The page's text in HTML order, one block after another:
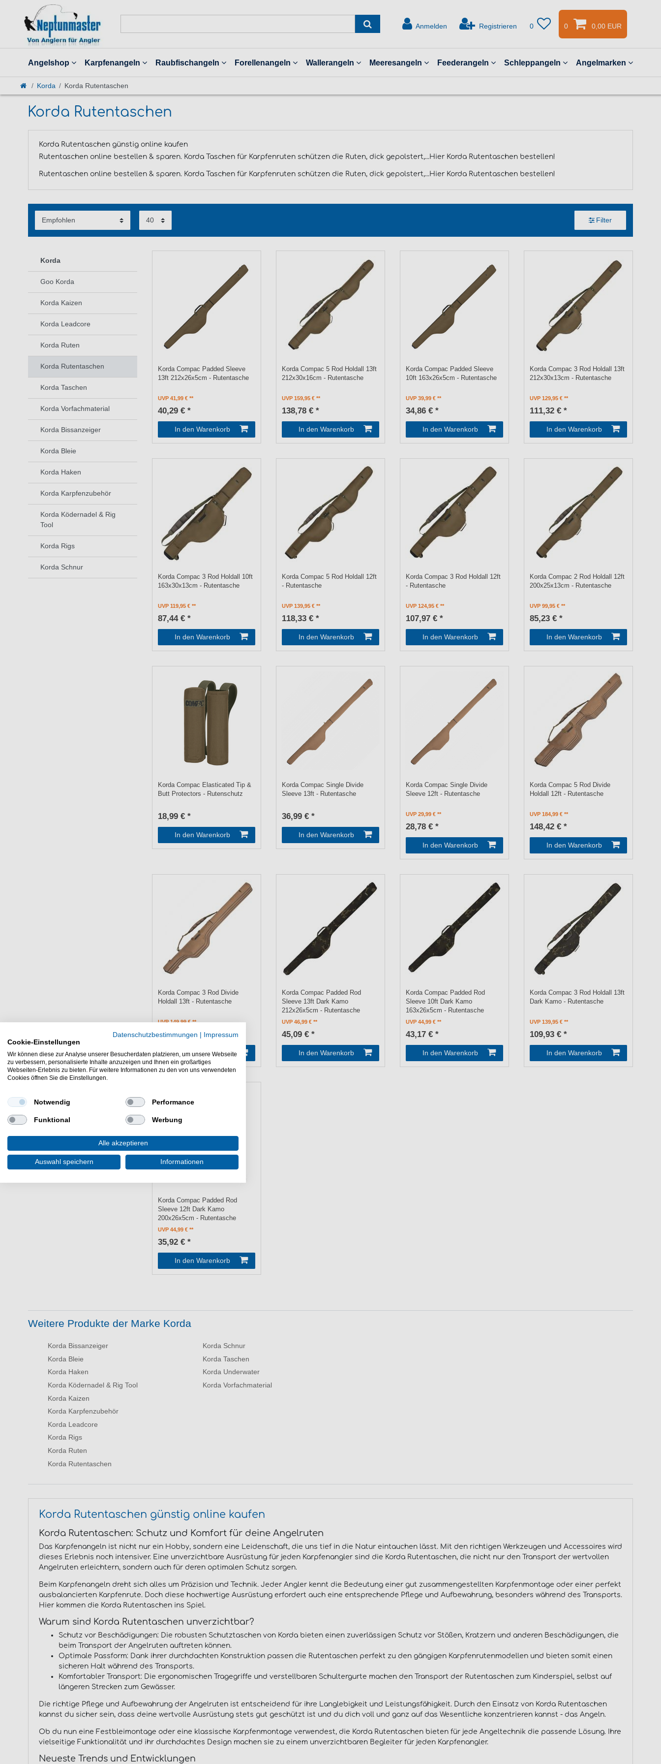
Anmelden Registrieren 0 0 0,00 EUR
Angelshop Karpfenangeln Raubfischangeln Forellenangeln Wallerangeln Meeresangeln Feederangeln Schleppangeln Angelmarken
Korda Korda Rutentaschen
Korda Rutentaschen
Korda Rutentaschen günstig online kaufen
Rutentaschen online bestellen & sparen. Korda Taschen für Karpfenruten schützen die Ruten, dick gepolstert,...Hier Korda Rutentaschen bestellen!
Rutentaschen online bestellen & sparen. Korda Taschen für Karpfenruten schützen die Ruten, dick gepolstert,...Hier Korda Rutentaschen bestellen!
Filter
Korda
Goo Korda
Korda Kaizen
Korda Leadcore
Korda Ruten
Korda Rutentaschen
Korda Taschen
Korda Vorfachmaterial
Korda Bissanzeiger
Korda Bleie
Korda Haken
Korda Karpfenzubehör
Korda Ködernadel & Rig
Tool
Korda Rigs
Korda Schnur
Korda Compac Padded Sleeve
13ft 212x26x5cm - Rutentasche
UVP 41,99 €
40,29 € *
In den Warenkorb
Korda Compac 5 Rod Holdall 13ft
212x30x16cm - Rutentasche
UVP 159,95 €
138,78 € *
In den Warenkorb
Korda Compac Padded Sleeve
10ft 163x26x5cm - Rutentasche
UVP 39,99 €
34,86 € *
In den Warenkorb
Korda Compac 3 Rod Holdall 13ft
212x30x13cm - Rutentasche
UVP 129,95 €
111,32 € *
In den Warenkorb
Korda Compac 3 Rod Holdall 10ft
163x30x13cm - Rutentasche
UVP 119,95 €
87,44 € *
In den Warenkorb
Korda Compac 5 Rod Holdall 12ft
- Rutentasche
UVP 139,95 €
118,33 € *
In den Warenkorb
Korda Compac 3 Rod Holdall 12ft
- Rutentasche
UVP 124,95 €
107,97 € *
In den Warenkorb
Korda Compac 2 Rod Holdall 12ft
200x25x13cm - Rutentasche
UVP 99,95 €
85,23 € *
In den Warenkorb
Korda Compac Elasticated Tip &
Butt Protectors - Rutenschutz
18,99 € *
In den Warenkorb
Korda Compac Single Divide
Sleeve 13ft - Rutentasche
36,99 € *
In den Warenkorb
Korda Compac Single Divide
Sleeve 12ft - Rutentasche
UVP 29,99 €
28,78 € *
In den Warenkorb
Korda Compac 5 Rod Divide
Holdall 12ft - Rutentasche
UVP 184,99 €
148,42 € *
In den Warenkorb
Korda Compac 3 Rod Divide
Holdall 13ft - Rutentasche
UVP 149,99 €
124,12 € *
In den Warenkorb
Korda Compac Padded Rod
Sleeve 13ft Dark Kamo
212x26x5cm - Rutentasche
UVP 46,99 €
45,09 € *
In den Warenkorb
Korda Compac Padded Rod
Sleeve 10ft Dark Kamo
163x26x5cm - Rutentasche
UVP 44,99 €
43,17 € *
In den Warenkorb
Korda Compac 3 Rod Holdall 13ft
Dark Kamo - Rutentasche
UVP 139,95 €
109,93 € *
In den Warenkorb
Korda Compac Padded Rod
Sleeve 12ft Dark Kamo
200x26x5cm - Rutentasche
UVP 44,99 €
35,92 € *
In den Warenkorb
Weitere Produkte der Marke Korda
Korda Bissanzeiger
Korda Bleie
Korda Haken
Korda Ködernadel & Rig Tool
Korda Kaizen
Korda Karpfenzubehör
Korda Leadcore
Korda Rigs
Korda Ruten
Korda Rutentaschen
Korda Schnur
Korda Taschen
Korda Underwater
Korda Vorfachmaterial
Korda Rutentaschen günstig online kaufen
Korda Rutentaschen: Schutz und Komfort für deine Angelruten
Das Karpfenangeln ist nicht nur ein Hobby, sondern eine Leidenschaft, die uns tief in die Natur eintauchen lässt. Mit den richtigen Werkzeugen und Accessoires wird
dieses Erlebnis noch intensiver. Eine unverzichtbare Ausrüstung für jeden Karpfenangler sind die Korda Rutentaschen, die nicht nur den Transport der wertvollen
Angelruten erleichtern, sondern auch für deren optimalen Schutz sorgen.
Beim Karpfenangeln dreht sich alles um Präzision und Technik. Jeder Angler kennt die Bedeutung einer gut zusammengestellten Karpfenmontage oder einer perfekt
ausbalancierten Karpfenrute. Doch diese hochwertige Ausrüstung erfordert auch eine entsprechende Pflege und Aufbewahrung, besonders während des Transports.
Hier kommen die Korda Rutentaschen ins Spiel.
Warum sind Korda Rutentaschen unverzichtbar?
Schutz vor Beschädigungen: Die robusten Schutztaschen von Korda bieten einen zuverlässigen Schutz vor Stößen, Kratzern und anderen Beschädigungen, die
beim Transport der Angelruten auftreten können.
Optimale Passform: Dank ihrer durchdachten Konstruktion passen die Rutentaschen perfekt zu den gängigen Karpfenrutenmodellen und bieten somit einen
sicheren Halt während des Transports.
Komfortabler Transport: Die ergonomischen Tragegriffe und verstellbaren Schultergurte machen den Transport der Rutentaschen zum Kinderspiel, selbst auf
längeren Strecken zum Gewässer.
Die richtige Pflege und Aufbewahrung der Angelruten ist entscheidend für ihre Langlebigkeit und Leistungsfähigkeit. Durch den Einsatz von Korda Rutentaschen
kannst du sicher sein, dass deine wertvolle Ausrüstung stets gut geschützt ist und du dich voll und ganz auf das Wesentliche konzentrieren kannst - das Angeln.
Ob du nun eine Festbleimontage oder eine klassische Karpfenmontage verwendest, die Korda Rutentaschen bieten für jede Angeltechnik die passende Lösung. Ihre
vielseitige Funktionalität und ihr durchdachtes Design machen sie zu einem unverzichtbaren Begleiter für jeden Karpfenangler.
Neueste Trends und Entwicklungen
Datenschutzbestimmungen
Impressum
Cookie-Einstellungen
Wir können diese zur Analyse unserer Besucherdaten platzieren, um unsere Webseite
zu verbessern, personalisierte Inhalte anzuzeigen und Ihnen ein großartiges
Webseiten-Erlebnis zu bieten. Für weitere Informationen zu den von uns verwendeten
Cookies öffnen Sie die Einstellungen.
Notwendig Performance
Funktional Werbung
Alle akzeptieren
Auswahl speichern Informationen